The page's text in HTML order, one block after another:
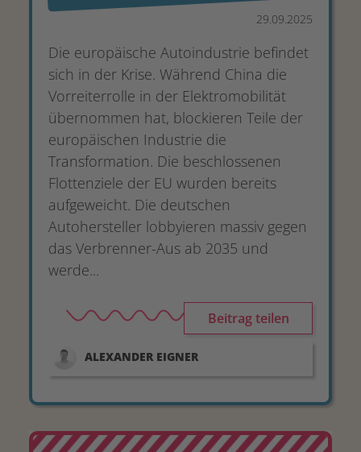
Die europäische Autoindustrie befindet
sich in der Krise. Während China die
Vorreiterrolle in der Elektromobilität
übernommen hat, blockieren Teile der
europäischen Industrie die
Transformation. Die beschlossenen
Flottenziele der EU wurden bereits
aufgeweicht. Die deutschen
Autohersteller lobbyieren massiv gegen
das Verbrenner-Aus ab 2035 und
werde...
Beitrag teilen
ALEXANDER EIGNER
29.09.2025